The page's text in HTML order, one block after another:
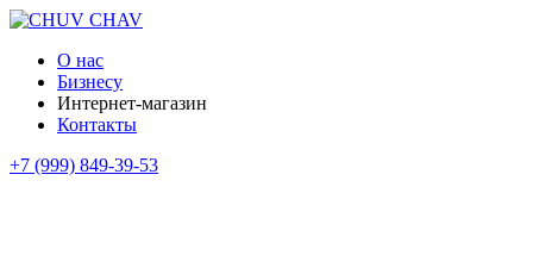
О нас
Бизнесу
Интернет-магазин
Контакты
+7 (999) 849-39-53